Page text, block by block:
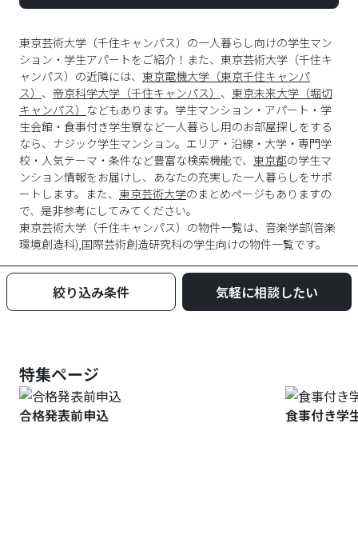
東京芸術大学（千住キャンパス）の一人暮らし向けの学生マン
ション・学生アパートをご紹介！また、東京芸術大学（千住キ
ャンパス）の近隣には、 東京電機大学（東京千住キャンパ
ス） 、 帝京科学大学（千住キャンパス） 、 東京未来大学（堀切
キャンパス） などもあります。学生マンション・アパート・学
生会館・食事付き学生寮など一人暮らし用のお部屋探しをする
なら、ナジック学生マンション。エリア・沿線・大学・専門学
校・人気テーマ・条件など豊富な検索機能で、 東京都の学生マ
ンション情報をお届けし、あなたの充実した一人暮らしをサポ
ートします。また、 東京芸術大学のまとめページもありますの
で、是非参考にしてみてください。
東京芸術大学 （千住キャンパス）の物件一覧は、 音楽学部(音楽
環境創造科),国際芸術創造研究科の学生向けの物件一覧です。
絞り込み条件 気軽に相談したい
特集ページ
合格発表前申込 食事付き学